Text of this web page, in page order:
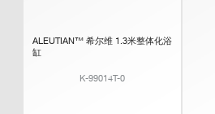
ALEUTIAN™ 希尔维 1.3米整体化浴
缸
K-99014T-0